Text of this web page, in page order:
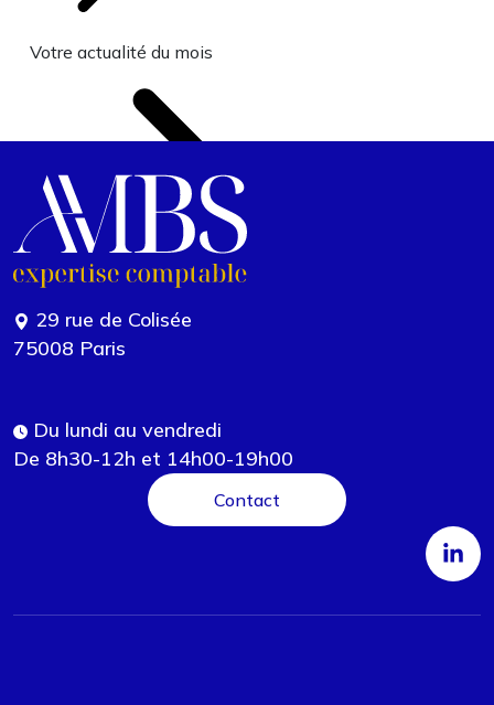
Votre actualité du mois
29 rue de Colisée
75008 Paris
Du lundi au vendredi
De 8h30-12h et 14h00-19h00
Contact